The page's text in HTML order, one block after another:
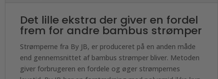
Det lille ekstra der giver en fordel
frem for andre bambus strømper
Strømperne fra By JB, er produceret på en anden måde
end gennemsnittet af bambus strømper bliver. Metoden
giver forbrugeren en fordele og øger strømpernes